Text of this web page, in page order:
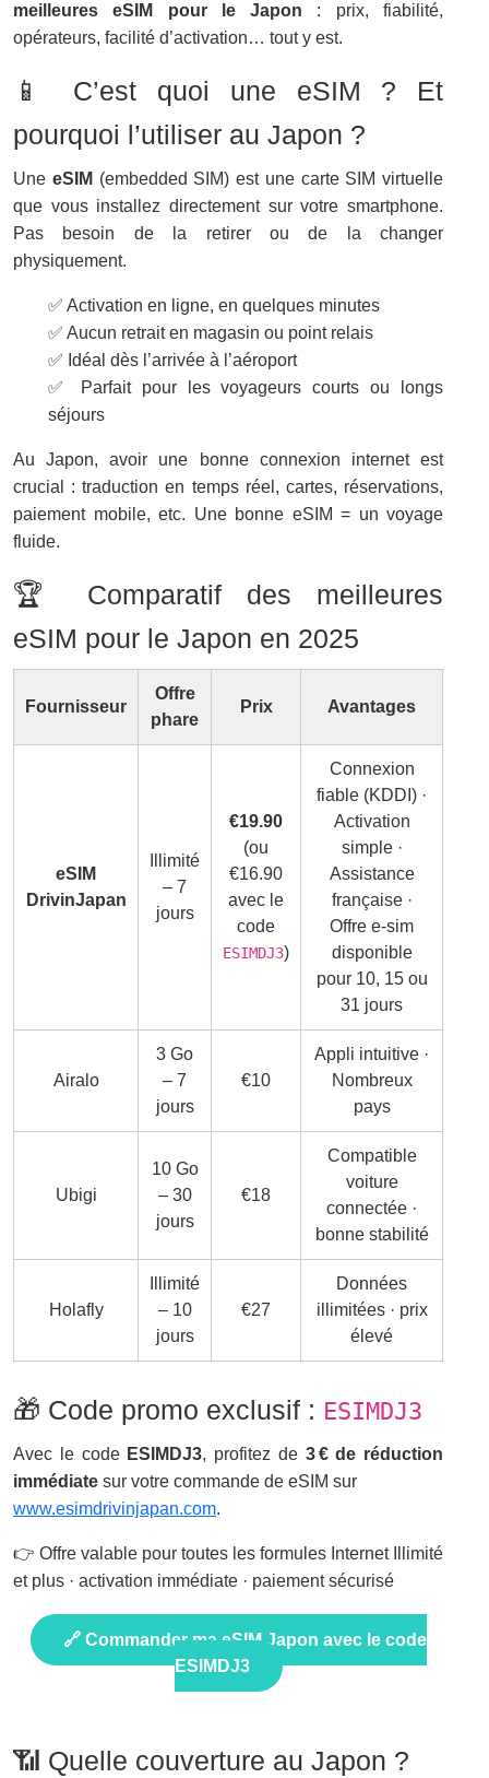
meilleures eSIM pour le Japon : prix, fiabilité,
opérateurs, facilité d’activation… tout y est.
📱 C’est quoi une eSIM ? Et
pourquoi l’utiliser au Japon ?
Une eSIM (embedded SIM) est une carte SIM virtuelle
que vous installez directement sur votre smartphone.
Pas besoin de la retirer ou de la changer
physiquement.
✅ Activation en ligne, en quelques minutes
✅ Aucun retrait en magasin ou point relais
✅ Idéal dès l’arrivée à l’aéroport
✅ Parfait pour les voyageurs courts ou longs
séjours
Au Japon, avoir une bonne connexion internet est
crucial : traduction en temps réel, cartes, réservations,
paiement mobile, etc. Une bonne eSIM = un voyage
fluide.
🏆 Comparatif des meilleures
eSIM pour le Japon en 2025
Fournisseur
Offre
phare
Prix Avantages
eSIM
DrivinJapan
Illimité
– 7
jours
€19.90
(ou
€16.90
avec le
code
ESIMDJ3)
Connexion
fiable (KDDI) ·
Activation
simple ·
Assistance
française ·
Offre e-sim
disponible
pour 10, 15 ou
31 jours
Airalo
3 Go
– 7
jours
€10
Appli intuitive ·
Nombreux
pays
Ubigi
10 Go
– 30
jours
€18
Compatible
voiture
connectée ·
bonne stabilité
Holafly
Illimité
– 10
jours
€27
Données
illimitées · prix
élevé
🎁 Code promo exclusif : ESIMDJ3
Avec le code ESIMDJ3, profitez de 3 € de réduction
immédiate sur votre commande de eSIM sur
www.esimdrivinjapan.com.
👉 Offre valable pour toutes les formules Internet Illimité
et plus · activation immédiate · paiement sécurisé
🔗 Commander ma eSIM Japon avec le code
ESIMDJ3
📶 Quelle couverture au Japon ?